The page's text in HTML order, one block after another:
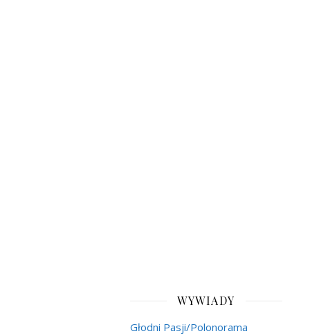
WYWIADY
Głodni Pasji/Polonorama